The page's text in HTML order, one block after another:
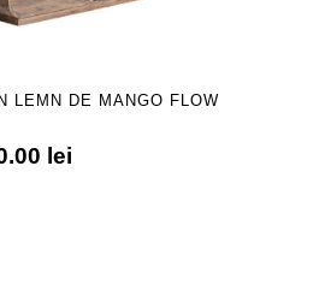
LEMN DE MANGO FLOW
lei